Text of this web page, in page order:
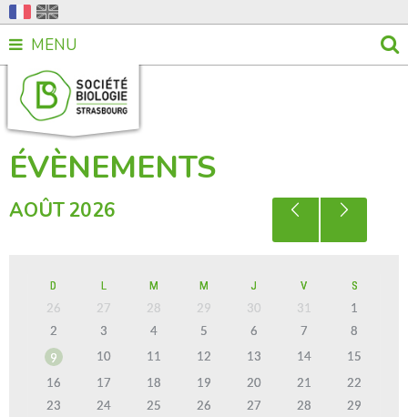
MENU
ÉVÈNEMENTS
AOÛT 2026
D L M M J V
S
26
27 28 29 30 31
1
2
3 4 5 6 7
8
9
10 11 12 13 14
15
16
17 18 19 20 21
22
23
24 25 26 27 28
29